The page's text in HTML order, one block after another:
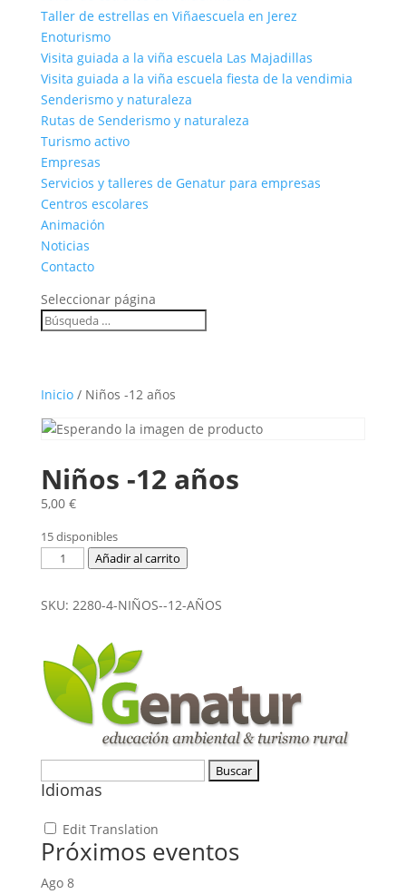
Taller de estrellas en Viñaescuela en Jerez
Enoturismo
Visita guiada a la viña escuela Las Majadillas
Visita guiada a la viña escuela fiesta de la vendimia
Senderismo y naturaleza
Rutas de Senderismo y naturaleza
Turismo activo
Empresas
Servicios y talleres de Genatur para empresas
Centros escolares
Animación
Noticias
Contacto
Seleccionar página
Inicio/ Niños -12 años
Niños -12 años
5,00 €
15 disponibles
Niños
años
Añadir al carrito
SKU: 2280-4-NIÑOS--12-AÑOS
Idiomas
Edit Translation
Próximos eventos
Ago 8